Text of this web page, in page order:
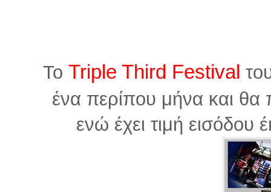
Το Triple Third Festival
ένα περίπου μήνα και θα
ενώ έχει τιμή εισόδου